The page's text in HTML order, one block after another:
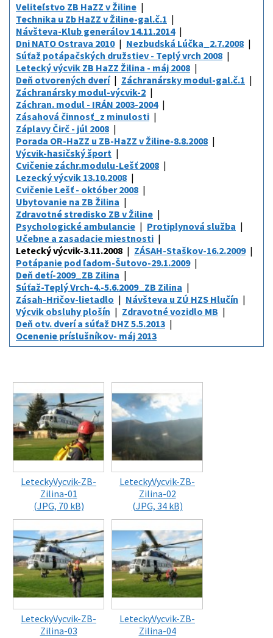
Veliteľstvo ZB HaZZ v Žiline
Technika u Zb HaZZ v Žiline-gal.č.1
Návšteva-Klub generálov 14.11.2014
Dni NATO Ostrava 2010
Nezbudská Lúčka_2.7.2008
Súťaž potápačských družstiev - Teplý vrch 2008
Letecký výcvik ZB HaZZ Žilina - máj 2008
Deň otvorených dverí
Záchranársky modul-gal.č.1
Záchranársky modul-výcvik-2
Záchran. modul - IRÁN 2003-2004
Zásahová činnosť_z minulosti
Záplavy Čirč - júl 2008
Porada OR-HaZZ u ZB-HaZZ v Žiline-8.8.2008
Výcvik-hasičský šport
Cvičenie záchr.modulu-Lešť 2008
Lezecký výcvik 13.10.2008
Cvičenie Lešť - október 2008
Ubytovanie na ZB Žilina
Zdravotné stredisko ZB v Žiline
Psychologické ambulancie
Protiplynová služba
Učebne a zasadacie miestnosti
Letecký výcvik-3.11.2008
ZÁSAH-Staškov-16.2.2009
Potápanie pod ľadom-Šutovo-29.1.2009
Deň detí-2009_ZB Zilina
Súťaž-Teplý Vrch-4.-5.6.2009_ZB Zilina
Zásah-Hričov-lietadlo
Návšteva u ZÚ HZS Hlučín
Výcvik obsluhy plošín
Zdravotné vozidlo MB
Deň otv. dverí a súťaž DHZ 5.5.2013
Ocenenie príslušníkov- máj 2013
LeteckyVycvik-ZB-
Zilina-01
(JPG, 70 kB)
LeteckyVycvik-ZB-
Zilina-02
(JPG, 34 kB)
LeteckyVycvik-ZB-
Zilina-03
LeteckyVycvik-ZB-
Zilina-04